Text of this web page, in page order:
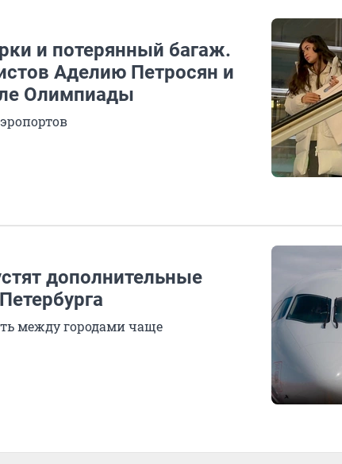
и потерянный багаж.
Аделию Петросян и
Олимпиады
дополнительные
между городами чаще